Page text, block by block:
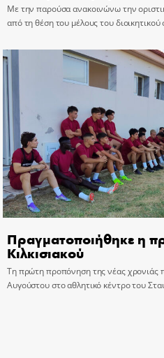
Με την παρούσα ανακοινώνω την
από τη θέση του μέλους του
Πραγματοποιήθηκε η
Κιλκισιακού
Τη πρώτη προπόνηση της νέας χρονιάς
Αυγούστου στο αθλητικό κέντρο του